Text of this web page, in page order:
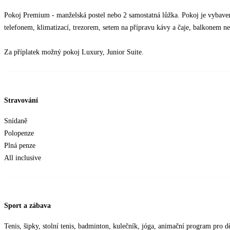
Pokoj Premium - manželská postel nebo 2 samostatná lůžka. Pokoj je
telefonem, klimatizací, trezorem, setem na přípravu kávy a čaje, balkonem
Za příplatek možný pokoj Luxury, Junior Suite.
Stravování
Snídaně
Polopenze
Plná penze
All inclusive
Sport a zábava
Tenis, šipky, stolní tenis, badminton, kulečník, jóga, animační program pro